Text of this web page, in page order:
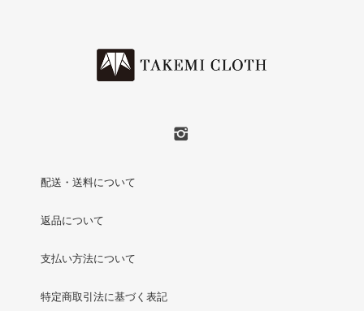
配送・送料について
返品について
支払い方法について
特定商取引法に基づく表記